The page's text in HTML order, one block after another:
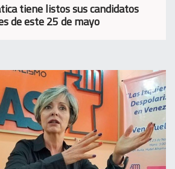
tiene listos sus candidatos
de este 25 de mayo